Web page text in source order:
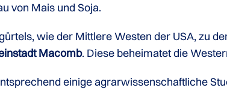
von Mais und Soja.
wie der Mittlere Westen der USA, zu
Macomb. Diese beheimatet die
einige agrarwissenschaftliche